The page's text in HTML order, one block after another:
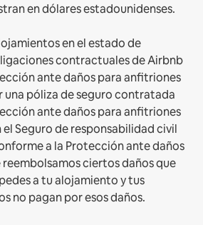
en dólares estadounidenses.
en el estado de
contractuales de Airbnb
ante daños para anfitriones
una póliza de seguro contratada
ante daños para anfitriones
el Seguro de responsabilidad civil
a la Protección ante daños
ciertos daños que
a tu alojamiento y tus
no pagan por esos daños.